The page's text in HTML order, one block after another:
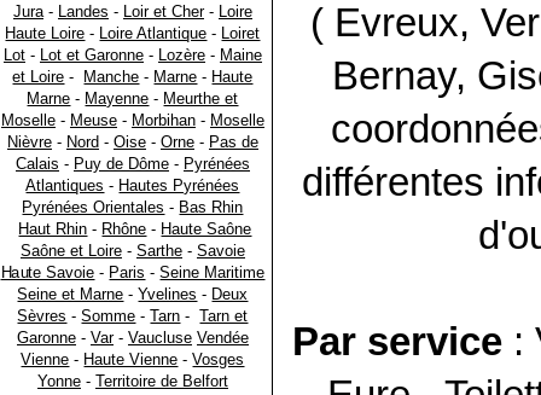
Jura- Landes - Loir et Cher- Loire
Haute Loire - Loire Atlantique - Loiret
Lot - Lot et Garonne - Lozère - Maine
et Loire - Manche - Marne - Haute
Marne - Mayenne - Meurthe et
Moselle - Meuse - Morbihan - Moselle
Nièvre - Nord - Oise - Orne - Pas de
Calais - Puy de Dôme - Pyrénées
Atlantiques - Hautes Pyrénées
Pyrénées Orientales - Bas Rhin
Haut Rhin - Rhône - Haute Saône
Saône et Loire - Sarthe - Savoie
Haute Savoie - Paris -Seine Maritime
Seine et Marne -Yvelines - Deux
Sèvres -Somme -Tarn -Tarn et
Garonne - Var- Vaucluse Vendée
Vienne - Haute Vienne -Vosges
Yonne - Territoire de Belfort
( Evreux,
Bernay,
différentes
Par service :